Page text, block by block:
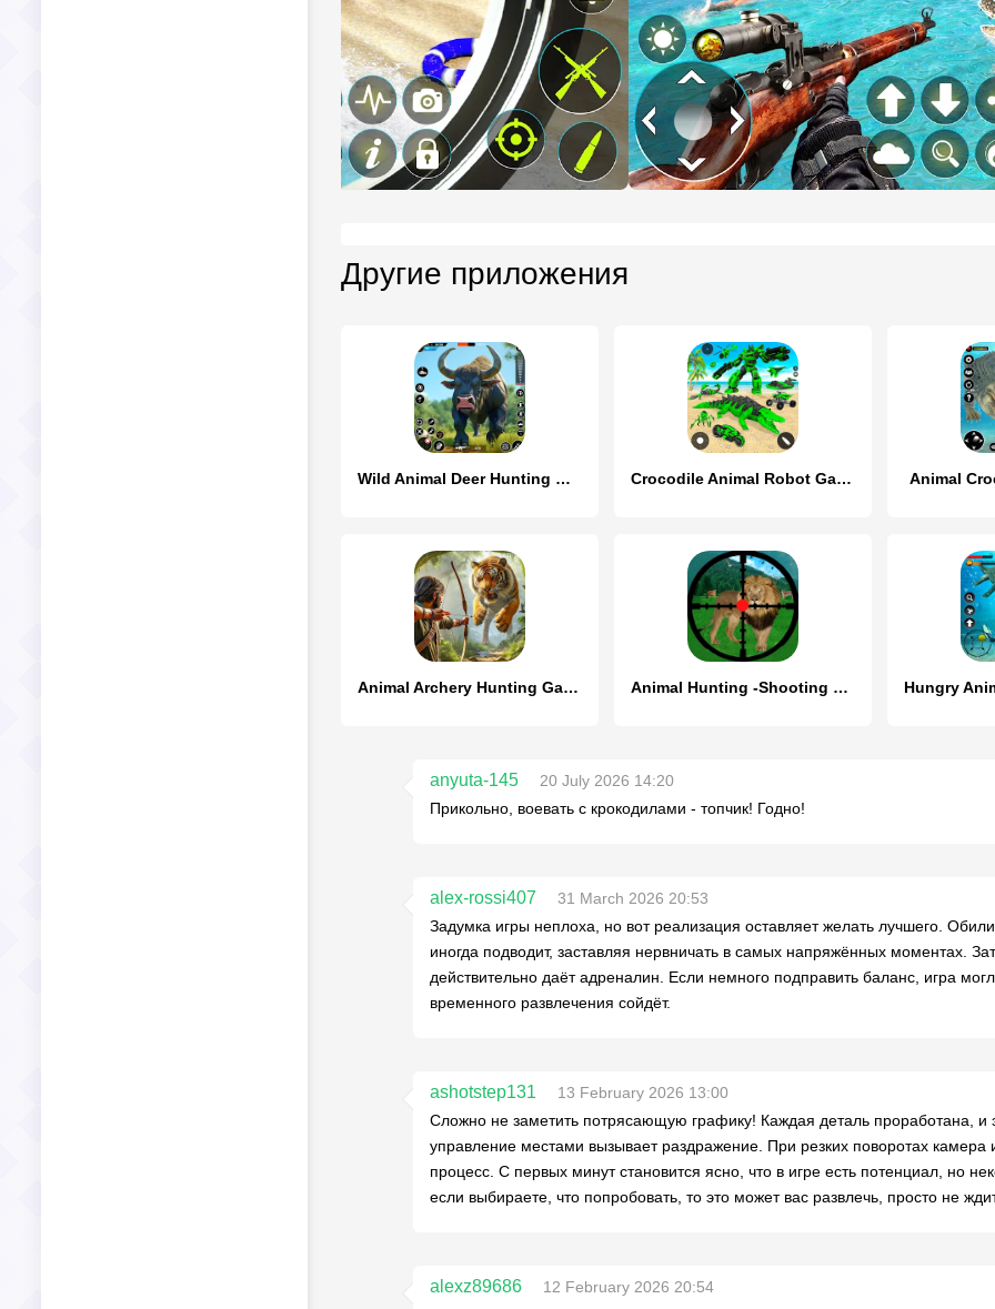
Другие приложения
Wild Animal Deer Hunting Games Crocodile Animal Robot Games Animal
Animal Archery Hunting Games Animal Hunting -Shooting Games
anyuta-145
20 July 2026 14:20
Прикольно, воевать с крокодилами - топчик! Годно!
alex-rossi407
31 March 2026 20:53
Задумка игры неплоха, но вот реализация оставляет желать лучшего.
иногда подводит, заставляя нервничать в самых напряжённых моментах.
действительно даёт адреналин. Если немного подправить баланс, игра
временного развлечения сойдёт.
ashotstep131
13 February 2026 13:00
Сложно не заметить потрясающую графику! Каждая деталь проработана,
управление местами вызывает раздражение. При резких поворотах камера
процесс. С первых минут становится ясно, что в игре есть потенциал, но
если выбираете, что попробовать, то это может вас развлечь, просто не
alexz89686
12 February 2026 20:54